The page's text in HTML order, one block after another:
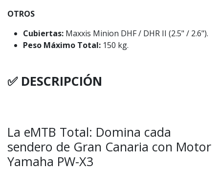
OTROS
Cubiertas: Maxxis Minion DHF / DHR II (2.5" / 2.6").
Peso Máximo Total: 150 kg.
✅ DESCRIPCIÓN
La eMTB Total: Domina cada
sendero de Gran Canaria con Motor
Yamaha PW-X3